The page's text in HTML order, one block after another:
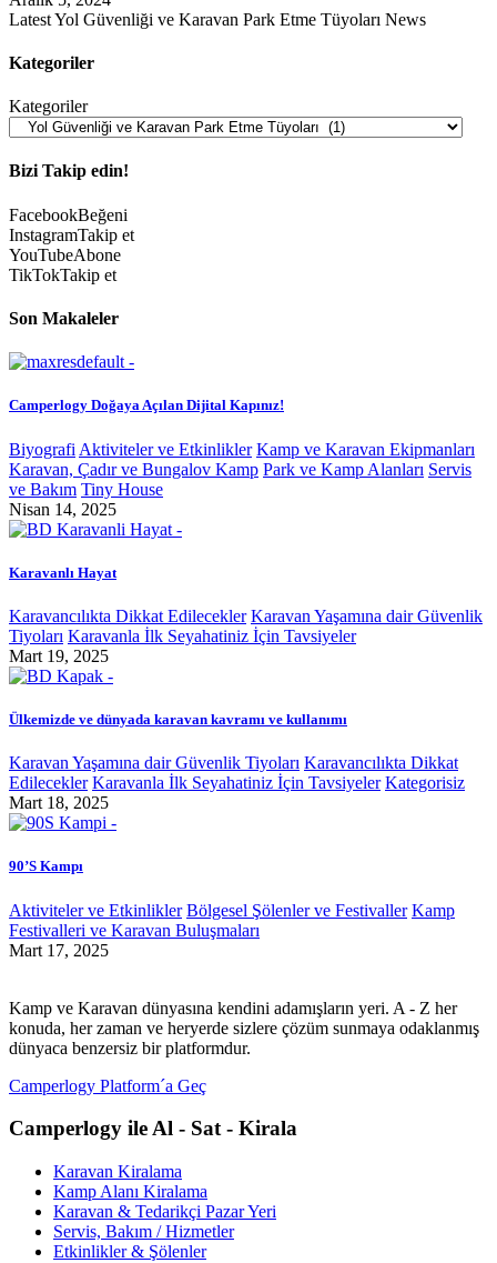
Latest Yol Güvenliği ve Karavan Park Etme Tüyoları News
Kategoriler
Kategoriler
Bizi Takip edin!
FacebookBeğeni
InstagramTakip et
YouTubeAbone
TikTokTakip et
Son Makaleler
Camperlogy Doğaya Açılan Dijital Kapınız!
Biyografi Aktiviteler ve Etkinlikler Kamp ve Karavan Ekipmanları
Karavan, Çadır ve Bungalov Kamp Park ve Kamp Alanları Servis
ve Bakım Tiny House
Nisan 14, 2025
Karavanlı Hayat
Karavancılıkta Dikkat Edilecekler Karavan Yaşamına dair Güvenlik
Tiyoları Karavanla İlk Seyahatiniz İçin Tavsiyeler
Mart 19, 2025
Ülkemizde ve dünyada karavan kavramı ve kullanımı
Karavan Yaşamına dair Güvenlik Tiyoları Karavancılıkta Dikkat
Edilecekler Karavanla İlk Seyahatiniz İçin Tavsiyeler Kategorisiz
Mart 18, 2025
90’S Kampı
Aktiviteler ve Etkinlikler Bölgesel Şölenler ve Festivaller Kamp
Festivalleri ve Karavan Buluşmaları
Mart 17, 2025
Kamp ve Karavan dünyasına kendini adamışların yeri. A - Z her
konuda, her zaman ve heryerde sizlere çözüm sunmaya odaklanmış
dünyaca benzersiz bir platformdur.
Camperlogy Platform´a Geç
Camperlogy ile Al - Sat - Kirala
Karavan Kiralama
Kamp Alanı Kiralama
Karavan & Tedarikçi Pazar Yeri
Servis, Bakım / Hizmetler
Etkinlikler & Şölenler